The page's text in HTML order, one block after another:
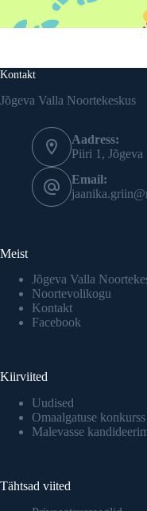
Kontakt
Jõgeva Valla Noortekeskus
Aadress:
Piiri 1, Jõgeva
Email:
Meist
Jõgeva Valla
Noortevolikogu
Kontakt
Facebook
Kiirviited
Uudised
Omaalgatuse konkurss
Malevasse
Tähtsad viited